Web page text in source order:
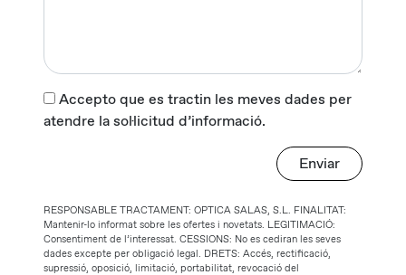
Accepto que es tractin les meves dades per
atendre la sol·licitud d’informació.
Enviar
RESPONSABLE TRACTAMENT: OPTICA SALAS, S.L. FINALITAT:
Mantenir-lo informat sobre les ofertes i novetats. LEGITIMACIÓ:
Consentiment de l’interessat. CESSIONS: No es cediran les seves
dades excepte per obligació legal. DRETS: Accés, rectificació,
supressió, oposició, limitació, portabilitat, revocació del